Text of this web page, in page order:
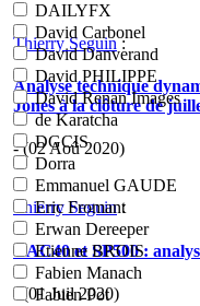
DAILYFX
David Carbonel
David Danverand
David PHILIPPE
David Renan Images
de Karatcha
DGCIS
Dorra
Emmanuel GAUDE
Eric Fromant
Erwan Dereeper
Etienne BROIS
Fabien Manach
Fabien Pot
Thierry Seguin:
Analyse technique
Jones à la clôture de
- (02 Aoû 2020)
Thierry Seguin:
CAC40 et SP500 :
- (01 Juil 2020)